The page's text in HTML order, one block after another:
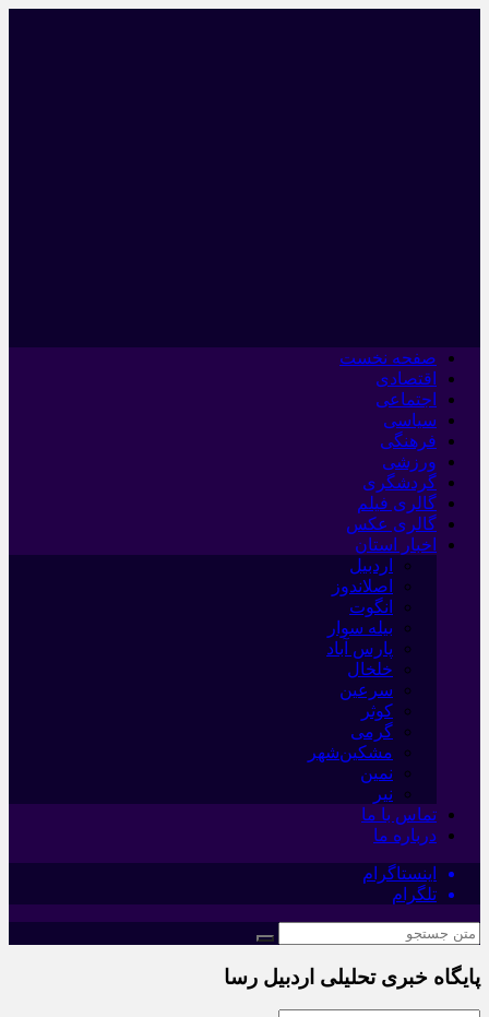
صفحه نخست
اقتصادی
اجتماعی
سیاسی
فرهنگی
ورزشی
گردشگری
گالری فیلم
گالری عکس
اخبار استان
اردبیل
اصلاندوز
انگوت
بیله سوار
پارس آباد
خلخال
سرعین
کوثر
گرمی
مشکین‌شهر
نمین
نیر
تماس با ما
درباره ما
اینستاگرام
تلگرام
پایگاه خبری تحلیلی اردبیل رسا